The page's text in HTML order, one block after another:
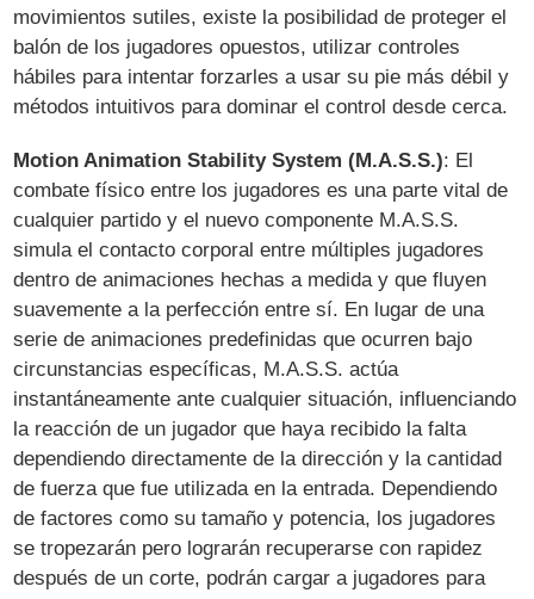
movimientos sutiles, existe la posibilidad de proteger el
balón de los jugadores opuestos, utilizar controles
hábiles para intentar forzarles a usar su pie más débil y
métodos intuitivos para dominar el control desde cerca.
Motion Animation Stability System (M.A.S.S.): El
combate físico entre los jugadores es una parte vital de
cualquier partido y el nuevo componente M.A.S.S.
simula el contacto corporal entre múltiples jugadores
dentro de animaciones hechas a medida y que fluyen
suavemente a la perfección entre sí. En lugar de una
serie de animaciones predefinidas que ocurren bajo
circunstancias específicas, M.A.S.S. actúa
instantáneamente ante cualquier situación, influenciando
la reacción de un jugador que haya recibido la falta
dependiendo directamente de la dirección y la cantidad
de fuerza que fue utilizada en la entrada. Dependiendo
de factores como su tamaño y potencia, los jugadores
se tropezarán pero lograrán recuperarse con rapidez
después de un corte, podrán cargar a jugadores para